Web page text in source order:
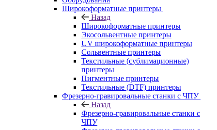
Широкоформатные принтеры
Назад
Широкоформатные принтеры
Экосольвентные принтеры
UV широкоформатные принтеры
Сольвентные принтеры
Текстильные (сублимационные)
принтеры
Пигментные принтеры
Текстильные (DTF) принтеры
Фрезерно-гравировальные станки с ЧПУ
Назад
Фрезерно-гравировальные станки с
ЧПУ